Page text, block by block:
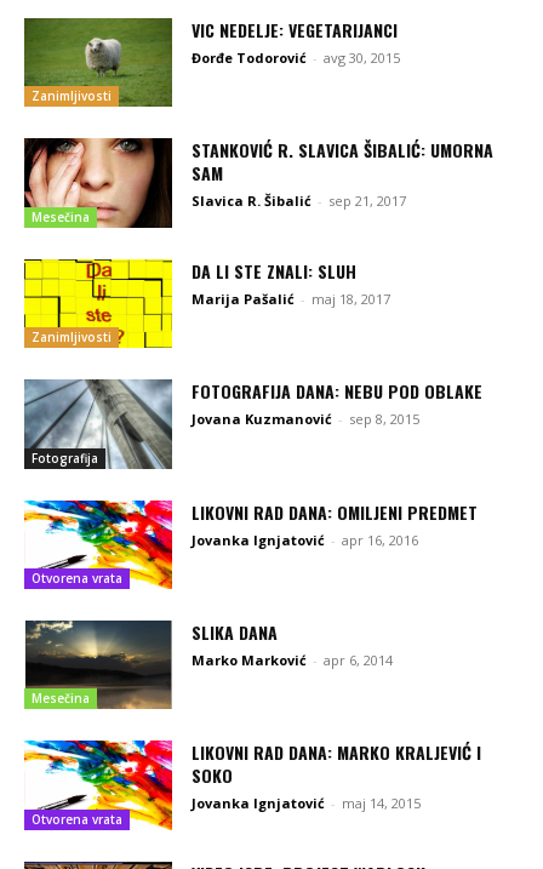
Zanimljivosti
VIC NEDELJE: VEGETARIJANCI
Đorđe Todorović - avg 30, 2015
Mesečina
STANKOVIĆ R. SLAVICA ŠIBALIĆ: UMORNA
SAM
Slavica R. Šibalić - sep 21, 2017
Zanimljivosti
DA LI STE ZNALI: SLUH
Marija Pašalić - maj 18, 2017
Fotografija
FOTOGRAFIJA DANA: NEBU POD OBLAKE
Jovana Kuzmanović - sep 8, 2015
Otvorena vrata
LIKOVNI RAD DANA: OMILJENI PREDMET
Jovanka Ignjatović - apr 16, 2016
Mesečina
SLIKA DANA
Marko Marković - apr 6, 2014
Otvorena vrata
LIKOVNI RAD DANA: MARKO KRALJEVIĆ I
SOKO
Jovanka Ignjatović - maj 14, 2015